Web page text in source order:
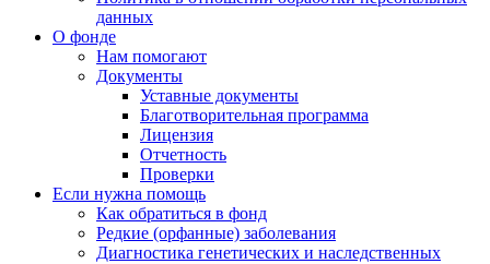
данных
О фонде
Нам помогают
Документы
Уставные документы
Благотворительная программа
Лицензия
Отчетность
Проверки
Если нужна помощь
Как обратиться в фонд
Редкие (орфанные) заболевания
Диагностика генетических и наследственных